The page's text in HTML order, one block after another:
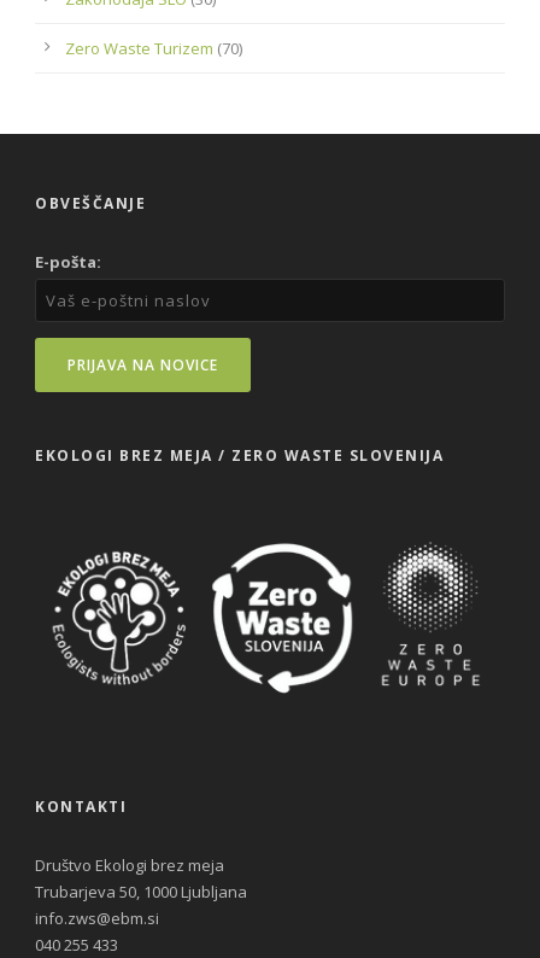
Zero Waste Turizem (70)
OBVEŠČANJE
E-pošta:
EKOLOGI BREZ MEJA / ZERO WASTE SLOVENIJA
KONTAKTI
Društvo Ekologi brez meja
Trubarjeva 50, 1000 Ljubljana
info.zws@ebm.si
040 255 433